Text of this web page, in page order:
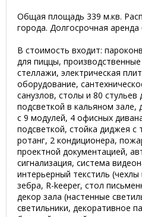
Общая площадь 339 м.кв.
города. Долгосрочная
В стоимость входит:
для пиццы,
стеллажи, электрическая
оборудование,
санузлов, столы и 80 стульев
подсветкой в кальяном зале,
с 9 модулей, 4 офисных
подсветкой, стойка диджея с
ротанг, 2 кондиционера,
проектной документацией,
сигнализация, система
интерьерный текстиль
зебра, R-keeper, стол
декор зала (настенные
светильники, декоративное